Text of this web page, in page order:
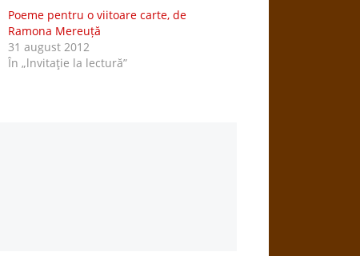
Poeme pentru o viitoare carte, de
Ramona Mereuță
31 august 2012
În „lnvitaţie la lectură”